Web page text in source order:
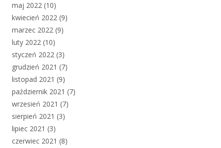
maj 2022 (10)
kwiecień 2022 (9)
marzec 2022 (9)
luty 2022 (10)
styczeń 2022 (3)
grudzień 2021 (7)
listopad 2021 (9)
październik 2021 (7)
wrzesień 2021 (7)
sierpień 2021 (3)
lipiec 2021 (3)
czerwiec 2021 (8)